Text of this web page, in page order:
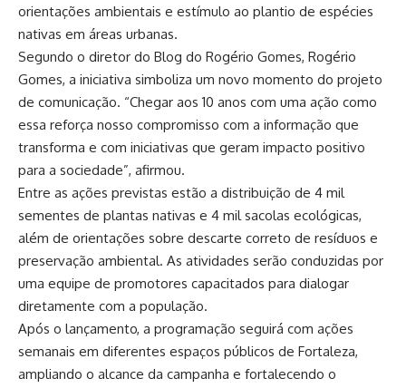
orientações ambientais e estímulo ao plantio de espécies
nativas em áreas urbanas.
Segundo o diretor do Blog do Rogério Gomes, Rogério
Gomes, a iniciativa simboliza um novo momento do projeto
de comunicação. “Chegar aos 10 anos com uma ação como
essa reforça nosso compromisso com a informação que
transforma e com iniciativas que geram impacto positivo
para a sociedade”, afirmou.
Entre as ações previstas estão a distribuição de 4 mil
sementes de plantas nativas e 4 mil sacolas ecológicas,
além de orientações sobre descarte correto de resíduos e
preservação ambiental. As atividades serão conduzidas por
uma equipe de promotores capacitados para dialogar
diretamente com a população.
Após o lançamento, a programação seguirá com ações
semanais em diferentes espaços públicos de Fortaleza,
ampliando o alcance da campanha e fortalecendo o